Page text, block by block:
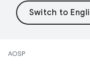
AOSP